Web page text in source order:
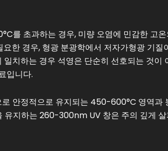
를 초과하는 경우, 미량 오염에 민감한 고온
한 경우, 형광 분광학에서 저자가형광 기질
치하는 경우 석영은 단순히 선호되는 것이
입니다.
안정적으로 유지되는 450-600°C 영역과
유지하는 260-300nm UV 창은 주의 깊게